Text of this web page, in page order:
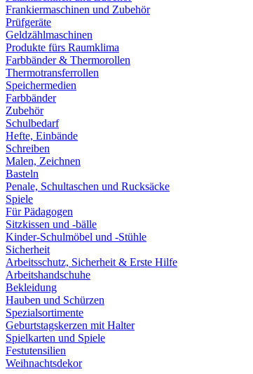
Frankiermaschinen und Zubehör
Prüfgeräte
Geldzählmaschinen
Produkte fürs Raumklima
Farbbänder & Thermorollen
Thermotransferrollen
Speichermedien
Farbbänder
Zubehör
Schulbedarf
Hefte, Einbände
Schreiben
Malen, Zeichnen
Basteln
Penale, Schultaschen und Rucksäcke
Spiele
Für Pädagogen
Sitzkissen und -bälle
Kinder-Schulmöbel und -Stühle
Sicherheit
Arbeitsschutz, Sicherheit & Erste Hilfe
Arbeitshandschuhe
Bekleidung
Hauben und Schürzen
Spezialsortimente
Geburtstagskerzen mit Halter
Spielkarten und Spiele
Festutensilien
Weihnachtsdekor